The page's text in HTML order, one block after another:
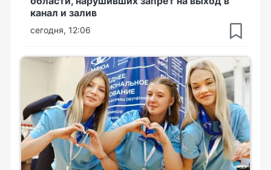
канал и залив
сегодня, 12:06